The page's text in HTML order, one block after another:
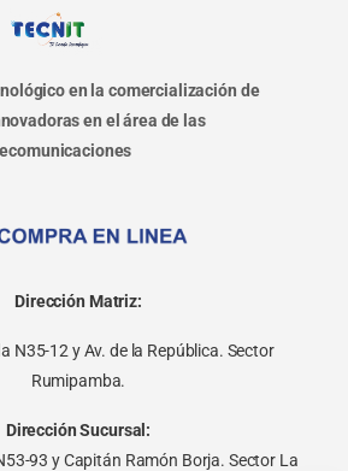
en la comercialización de
en el área de las
Dirección Matriz:
N35-12 y Av. de la República. Sector
Rumipamba.
Dirección Sucursal:
93 y Capitán Ramón Borja. Sector La